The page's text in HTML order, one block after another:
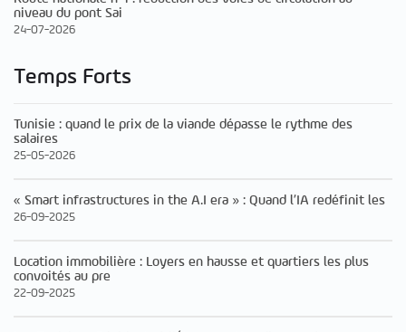
niveau du pont Sai
24-07-2026
Temps Forts
Tunisie : quand le prix de la viande dépasse le rythme des
salaires
25-05-2026
« Smart infrastructures in the A.I era » : Quand l’IA redéfinit les
26-09-2025
Location immobilière : Loyers en hausse et quartiers les plus
convoités au pre
22-09-2025